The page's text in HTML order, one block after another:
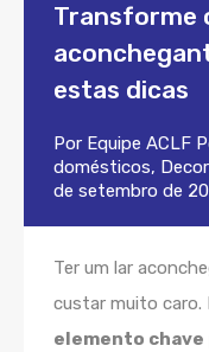
Transforme
estas dicas
Por Equipe ACLF
domésticos,
de setembro de
Ter um lar
custar muito caro.
elemento chave